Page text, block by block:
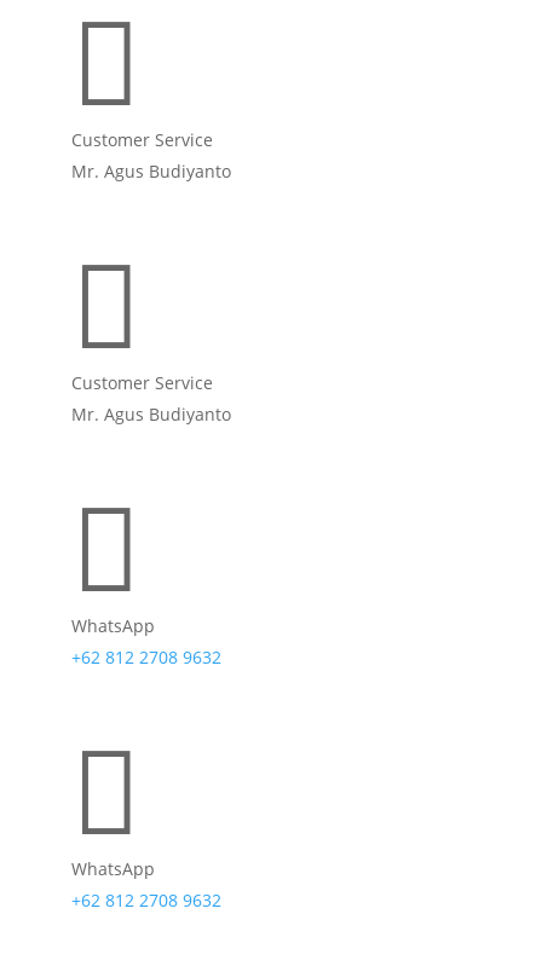

Customer Service
Mr. Agus Budiyanto

Customer Service
Mr. Agus Budiyanto

WhatsApp
+62 812 2708 9632

WhatsApp
+62 812 2708 9632